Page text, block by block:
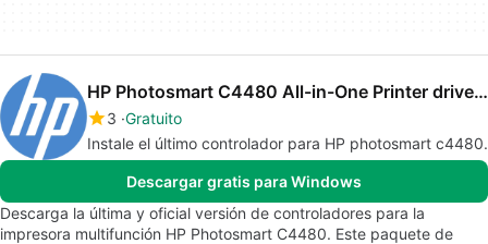
HP Photosmart C4480 All-in-One Printer drivers
3 Gratuito
Instale el último controlador para HP photosmart c4480.
Descargar gratis para Windows
Descarga la última y oficial versión de controladores para la
impresora multifunción HP Photosmart C4480. Este paquete de